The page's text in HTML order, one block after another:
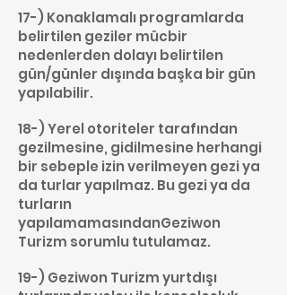
17-) Konaklamalı programlarda
belirtilen geziler mücbir
nedenlerden dolayı belirtilen
gün/günler dışında başka bir gün
yapılabilir.
18-) Yerel otoriteler tarafından
gezilmesine, gidilmesine herhangi
bir sebeple izin verilmeyen gezi ya
da turlar yapılmaz. Bu gezi ya da
turların
yapılamamasındanGeziwon
Turizm sorumlu tutulamaz.
19-) Geziwon Turizm yurtdışı